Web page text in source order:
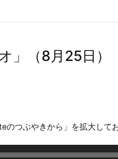
」（8月25日）
つぶやきから」を拡大して